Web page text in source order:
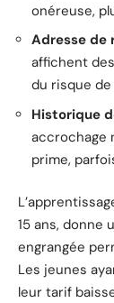
onéreuse,
Adresse de
affichent
du risque de
Historique
accrochage
prime,
15 ans, donne
engrangée
Les jeunes
leur tarif